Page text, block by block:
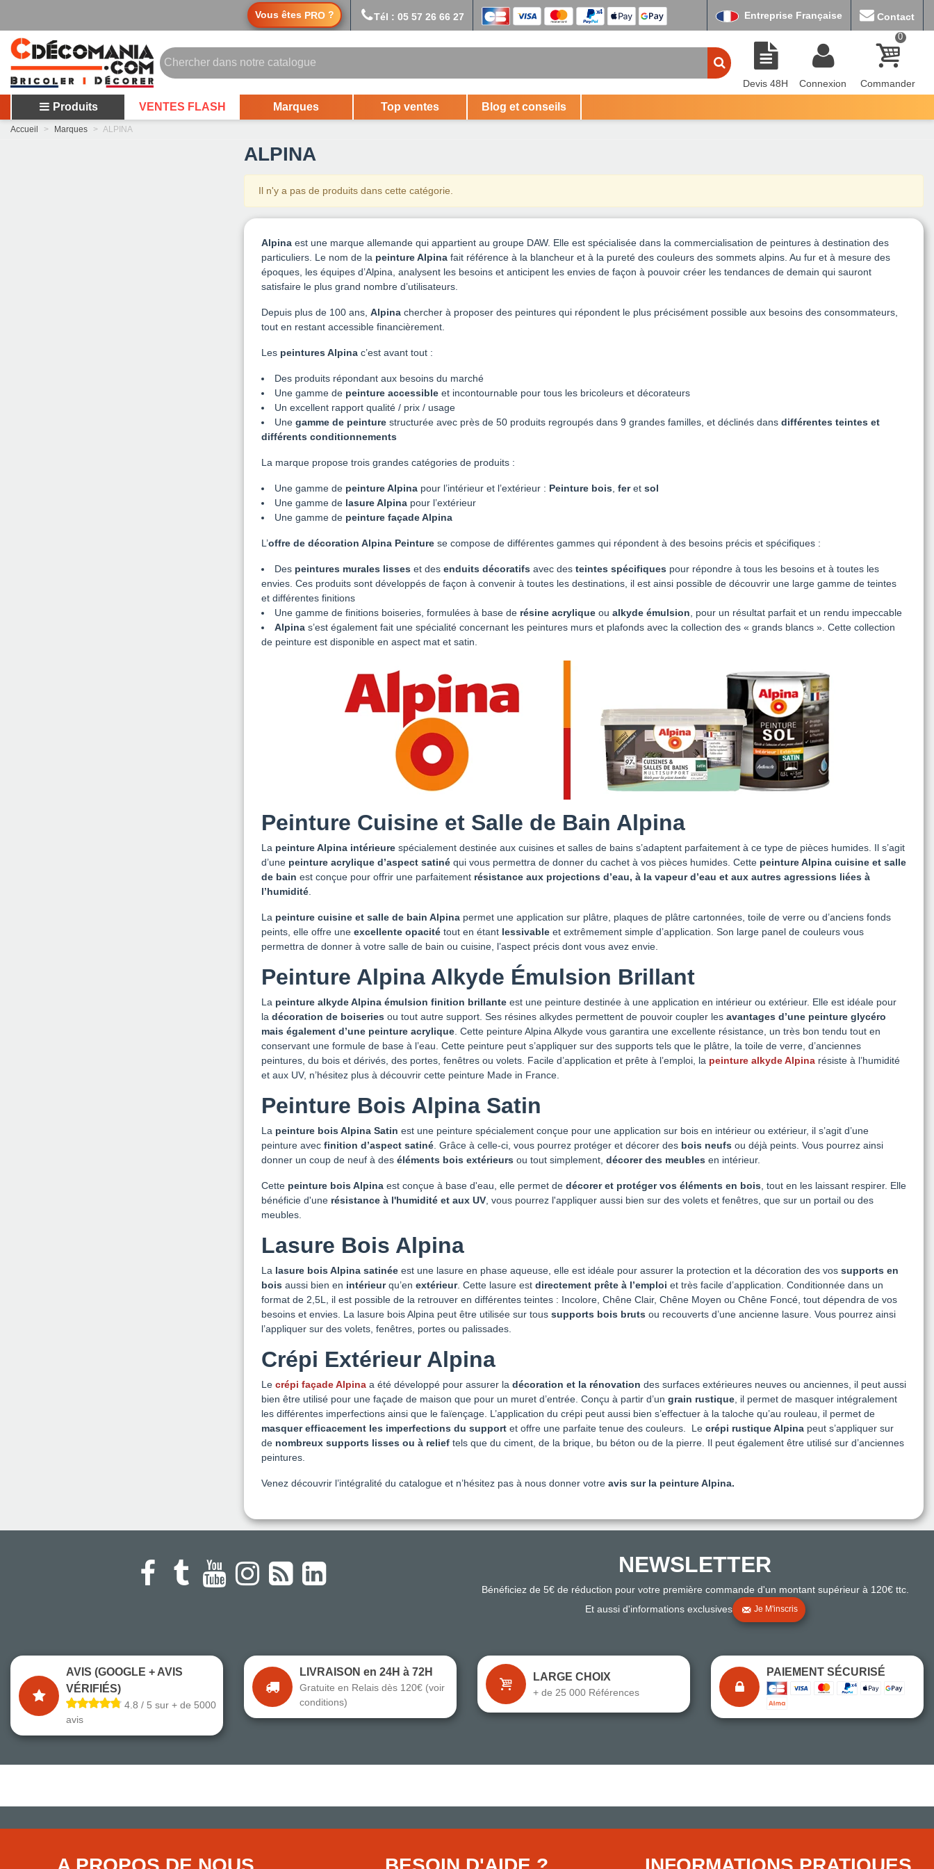
Vous êtes PRO ? Tél : 05 57 26 66 27 Entreprise Française Contact
Devis 48H Connexion
0
Commander
Produits VENTES FLASH Marques Top ventes Blog et conseils
Accueil > Marques > ALPINA
ALPINA
Il n'y a pas de produits dans cette catégorie.
Alpina est une marque allemande qui appartient au groupe DAW. Elle est spécialisée dans la commercialisation de peintures à destination des
particuliers. Le nom de la peinture Alpina fait référence à la blancheur et à la pureté des couleurs des sommets alpins. Au fur et à mesure des
époques, les équipes d’Alpina, analysent les besoins et anticipent les envies de façon à pouvoir créer les tendances de demain qui sauront
satisfaire le plus grand nombre d’utilisateurs.
Depuis plus de 100 ans, Alpina chercher à proposer des peintures qui répondent le plus précisément possible aux besoins des consommateurs,
tout en restant accessible financièrement.
Les peintures Alpina c’est avant tout :
Des produits répondant aux besoins du marché
Une gamme de peinture accessible et incontournable pour tous les bricoleurs et décorateurs
Un excellent rapport qualité / prix / usage
Une gamme de peinture structurée avec près de 50 produits regroupés dans 9 grandes familles, et déclinés dans différentes teintes et
différents conditionnements
La marque propose trois grandes catégories de produits :
Une gamme de peinture Alpina pour l’intérieur et l’extérieur : Peinture bois feret sol
Une gamme de lasure Alpina pour l’extérieur
Une gamme de peinture façade Alpina
L’offre de décoration Alpina Peinture se compose de différentes gammes qui répondent à des besoins précis et spécifiques :
Des peintures murales lisses et des enduits décoratifs avec des teintes spécifiques pour répondre à tous les besoins et à toutes les
envies. Ces produits sont développés de façon à convenir à toutes les destinations, il est ainsi possible de découvrir une large gamme de teintes
et différentes finitions
Une gamme de finitions boiseries, formulées à base de résine acrylique ou alkyde émulsion , pour un résultat parfait et un rendu impeccable
Alpina s’est également fait une spécialité concernant les peintures murs et plafonds avec la collection des « grands blancs ». Cette collection
de peinture est disponible en aspect mat et satin.
Peinture Cuisine et Salle de Bain Alpina
La peinture Alpina intérieure spécialement destinée aux cuisines et salles de bains s’adaptent parfaitement à ce type de pièces humides. Il s’agit
d’une peinture acrylique d’aspect satiné qui vous permettra de donner du cachet à vos pièces humides. Cette peinture Alpina cuisine et salle
de bain est conçue pour offrir une parfaitement résistance aux projections d’eau, à la vapeur d’eau et aux autres agressions liées à
l’humidité
La peinture cuisine et salle de bain Alpina permet une application sur plâtre, plaques de plâtre cartonnées, toile de verre ou d’anciens fonds
peints, elle offre une excellente opacité tout en étant lessivable et extrêmement simple d’application. Son large panel de couleurs vous
permettra de donner à votre salle de bain ou cuisine, l’aspect précis dont vous avez envie.
Peinture Alpina Alkyde Émulsion Brillant
La peinture alkyde Alpina émulsion finition brillante est une peinture destinée à une application en intérieur ou extérieur. Elle est idéale pour
la décoration de boiseries ou tout autre support. Ses résines alkydes permettent de pouvoir coupler les avantages d’une peinture glycéro
mais également d’une peinture acrylique . Cette peinture Alpina Alkyde vous garantira une excellente résistance, un très bon tendu tout en
conservant une formule de base à l’eau. Cette peinture peut s’appliquer sur des supports tels que le plâtre, la toile de verre, d’anciennes
peintures, du bois et dérivés, des portes, fenêtres ou volets. Facile d’application et prête à l’emploi, la peinture alkyde Alpina résiste à l’humidité
et aux UV, n’hésitez plus à découvrir cette peinture Made in France.
Peinture Bois Alpina Satin
La peinture bois Alpina Satin est une peinture spécialement conçue pour une application sur bois en intérieur ou extérieur, il s’agit d’une
peinture avec finition d’aspect satiné . Grâce à celle-ci, vous pourrez protéger et décorer des bois neufs ou déjà peints. Vous pourrez ainsi
donner un coup de neuf à des éléments bois extérieurs ou tout simplement, décorer des meubles en intérieur.
Cette peinture bois Alpina est conçue à base d'eau, elle permet de décorer et protéger vos éléments en bois , tout en les laissant respirer. Elle
bénéficie d'une résistance à l'humidité et aux UV , vous pourrez l'appliquer aussi bien sur des volets et fenêtres, que sur un portail ou des
meubles.
Lasure Bois Alpina
La lasure bois Alpina satinée est une lasure en phase aqueuse, elle est idéale pour assurer la protection et la décoration des vos supports en
bois aussi bien en intérieurqu’en extérieur. Cette lasure est directement prête à l’emploi et très facile d’application. Conditionnée dans un
format de 2,5L, il est possible de la retrouver en différentes teintes : Incolore, Chêne Clair, Chêne Moyen ou Chêne Foncé, tout dépendra de vos
besoins et envies. La lasure bois Alpina peut être utilisée sur tous supports bois bruts ou recouverts d’une ancienne lasure. Vous pourrez ainsi
l’appliquer sur des volets, fenêtres, portes ou palissades.
Crépi Extérieur Alpina
Le crépi façade Alpina a été développé pour assurer la décoration et la rénovation des surfaces extérieures neuves ou anciennes, il peut aussi
bien être utilisé pour une façade de maison que pour un muret d’entrée. Conçu à partir d’un grain rustique , il permet de masquer intégralement
les différentes imperfections ainsi que le faïençage. L’application du crépi peut aussi bien s’effectuer à la taloche qu’au rouleau, il permet de
masquer efficacement les imperfections du support et offre une parfaite tenue des couleurs. Le crépi rustique Alpina peut s’appliquer sur
de nombreux supports lisses ou à relief tels que du ciment, de la brique, bu béton ou de la pierre. Il peut également être utilisé sur d’anciennes
peintures.
Venez découvrir l’intégralité du catalogue et n’hésitez pas à nous donner votre avis sur la peinture Alpina.
● Exceptionnel
NEWSLETTER
Bénéficiez de 5€ de réduction pour votre première commande d'un montant supérieur à 120€ ttc.
Et aussi d'informations exclusives
Je M'inscris
AVIS (GOOGLE + AVIS
VÉRIFIÉS)
4.8 / 5 sur + de 5000
avis
LIVRAISON en 24H à 72H
Gratuite en Relais dès 120€ (voir
conditions)
LARGE CHOIX
+ de 25 000 Références
PAIEMENT SÉCURISÉ